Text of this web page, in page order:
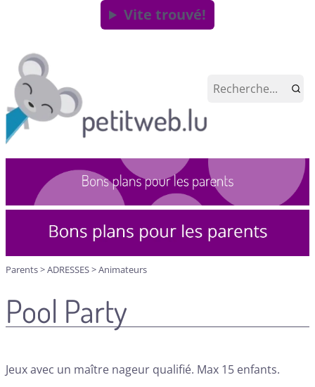
Vite trouvé!
Parents>ADRESSES>Animateurs
Pool Party
Jeux avec un maître nageur qualifié. Max 15 enfants.